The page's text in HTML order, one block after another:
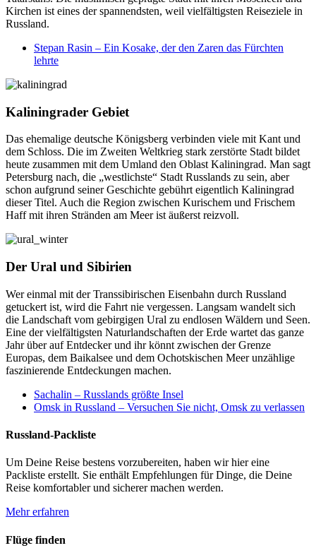
Kirchen ist eines der spannendsten, weil vielfältigsten Reiseziele in
Russland.
Stepan Rasin – Ein Kosake, der den Zaren das Fürchten
lehrte
Kaliningrader Gebiet
Das ehemalige deutsche Königsberg verbinden viele mit Kant und
dem Schloss. Die im Zweiten Weltkrieg stark zerstörte Stadt bildet
heute zusammen mit dem Umland den Oblast Kaliningrad. Man sagt
Petersburg nach, die „westlichste“ Stadt Russlands zu sein, aber
schon aufgrund seiner Geschichte gebührt eigentlich Kaliningrad
dieser Titel. Auch die Region zwischen Kurischem und Frischem
Haff mit ihren Stränden am Meer ist äußerst reizvoll.
Der Ural und Sibirien
Wer einmal mit der Transsibirischen Eisenbahn durch Russland
getuckert ist, wird die Fahrt nie vergessen. Langsam wandelt sich
die Landschaft vom gebirgigen Ural zu endlosen Wäldern und Seen.
Eine der vielfältigsten Naturlandschaften der Erde wartet das ganze
Jahr über auf Entdecker und ihr könnt zwischen der Grenze
Europas, dem Baikalsee und dem Ochotskischen Meer unzählige
faszinierende Entdeckungen machen.
Sachalin – Russlands größte Insel
Omsk in Russland – Versuchen Sie nicht, Omsk zu verlassen
Russland-Packliste
Um Deine Reise bestens vorzubereiten, haben wir hier eine
Packliste erstellt. Sie enthält Empfehlungen für Dinge, die Deine
Reise komfortabler und sicherer machen werden.
Mehr erfahren
Flüge finden